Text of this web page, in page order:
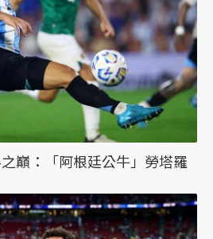
巔：「阿根廷公牛」勞塔羅